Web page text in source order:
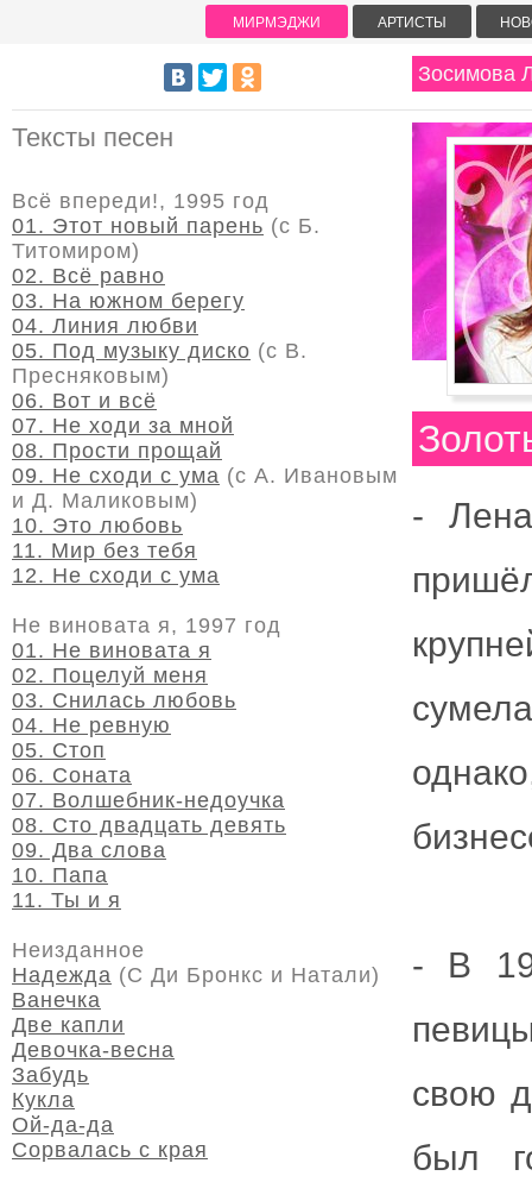
Зосимова
-
- В
свою
был
Тексты песен
Всё впереди!, 1995 год
01. Этот новый парень (с Б.
Титомиром)
02. Всё равно
03. На южном берегу
04. Линия любви
05. Под музыку диско (с В.
Пресняковым)
06. Вот и всё
07. Не ходи за мной
08. Прости прощай
09. Не сходи с ума (с А. Ивановым
и Д. Маликовым)
10. Это любовь
11. Мир без тебя
12. Не сходи с ума
Не виновата я, 1997 год
01. Не виновата я
02. Поцелуй меня
03. Снилась любовь
04. Не ревную
05. Стоп
06. Соната
07. Волшебник-недоучка
08. Сто двадцать девять
09. Два слова
10. Папа
11. Ты и я
Неизданное
Надежда (С Ди Бронкс и Натали)
Ванечка
Две капли
Девочка-весна
Забудь
Кукла
Ой-да-да
Сорвалась с края
МИРМЭДЖИ АРТИСТЫ